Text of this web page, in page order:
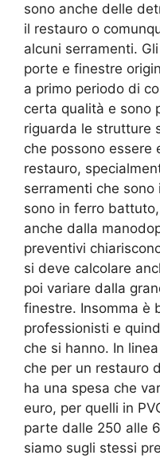
sono anche delle
il restauro o
alcuni serramenti.
porte e finestre
a primo periodo di
certa qualità e sono
riguarda le strutture
che possono essere
restauro,
serramenti che sono
sono in ferro
anche dalla
preventivi
si deve calcolare
poi variare dalla
finestre. Insomma è
professionisti e
che si hanno. In
che per un restauro
ha una spesa che
euro, per quelli in
parte dalle 250 alle
siamo sugli stessi